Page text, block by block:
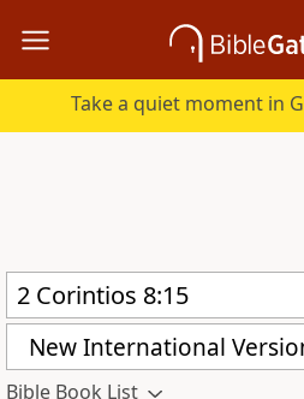
Take a quiet moment in
New International
Bible Book List